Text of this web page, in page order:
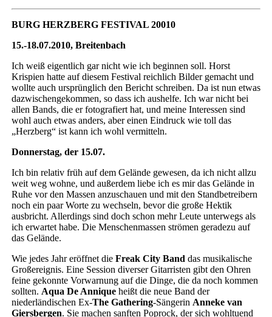
BURG HERZBERG FESTIVAL 20010
15.-18.07.2010, Breitenbach
Ich weiß eigentlich gar nicht wie ich beginnen soll. Horst
Krispien hatte auf diesem Festival reichlich Bilder gemacht und
wollte auch ursprünglich den Bericht schreiben. Da ist nun etwas
dazwischengekommen, so dass ich aushelfe. Ich war nicht bei
allen Bands, die er fotografiert hat, und meine Interessen sind
wohl auch etwas anders, aber einen Eindruck wie toll das
„Herzberg“ ist kann ich wohl vermitteln.
Donnerstag, der 15.07.
Ich bin relativ früh auf dem Gelände gewesen, da ich nicht allzu
weit weg wohne, und außerdem liebe ich es mir das Gelände in
Ruhe vor den Massen anzuschauen und mit den Standbetreibern
noch ein paar Worte zu wechseln, bevor die große Hektik
ausbricht. Allerdings sind doch schon mehr Leute unterwegs als
ich erwartet habe. Die Menschenmassen strömen geradezu auf
das Gelände.
Wie jedes Jahr eröffnet die Freak City Band das musikalische
Großereignis. Eine Session diverser Gitarristen gibt den Ohren
feine gekonnte Vorwarnung auf die Dinge, die da noch kommen
sollten. Aqua De Anniqueheißt die neue Band der
niederländischen Ex-The Gathering-Sängerin Anneke van
Giersbergen. Sie machen sanften Poprock, der sich wohltuend